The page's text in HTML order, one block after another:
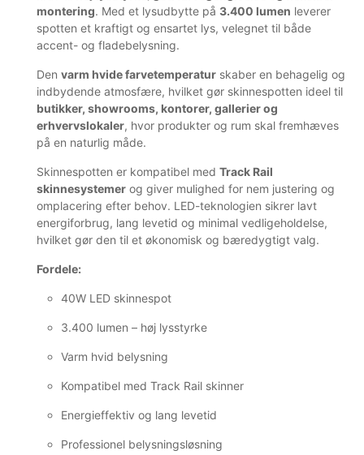
montering. Med et lysudbytte på 3.400 lumen leverer
spotten et kraftigt og ensartet lys, velegnet til både
accent- og fladebelysning.
Den varm hvide farvetemperatur skaber en behagelig og
indbydende atmosfære, hvilket gør skinnespotten ideel til
butikker, showrooms, kontorer, gallerier og
erhvervslokaler, hvor produkter og rum skal fremhæves
på en naturlig måde.
Skinnespotten er kompatibel med Track Rail
skinnesystemer og giver mulighed for nem justering og
omplacering efter behov. LED-teknologien sikrer lavt
energiforbrug, lang levetid og minimal vedligeholdelse,
hvilket gør den til et økonomisk og bæredygtigt valg.
Fordele:
40W LED skinnespot
3.400 lumen – høj lysstyrke
Varm hvid belysning
Kompatibel med Track Rail skinner
Energieffektiv og lang levetid
Professionel belysningsløsning